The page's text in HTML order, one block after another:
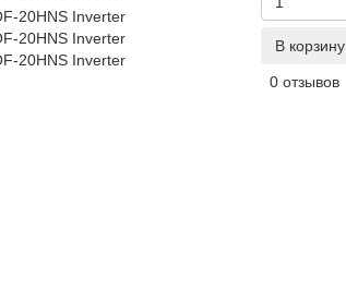
В корзину
0 отзывов